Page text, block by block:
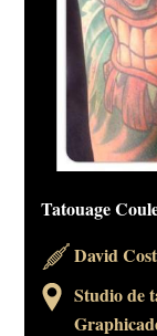
Tatouage
David
Studio de